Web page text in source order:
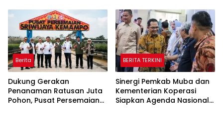
Peraturan Perundang-
undangan
Berita
Dukung Gerakan
Penanaman Ratusan Juta
Pohon, Pusat Persemaian
BERITA TERKINI
Sinergi Pemkab Muba dan
Kementerian Koperasi
Siapkan Agenda Nasional